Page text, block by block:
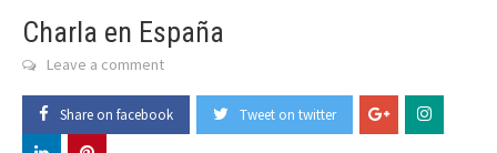
Charla en España
Leave a comment
Share on facebook Tweet on twitter